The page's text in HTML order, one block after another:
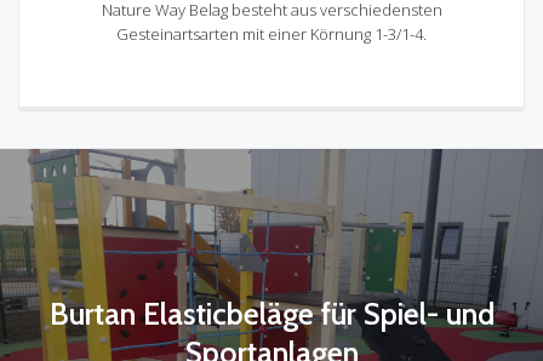
Nature Way Belag besteht aus verschiedensten
Gesteinartsarten mit einer Körnung 1-3/1-4.
Burtan Elasticbeläge für Spiel- und
Sportanlagen